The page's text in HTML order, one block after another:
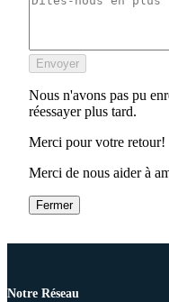
Envoyer
Nous n'avons pas pu
réessayer plus tard.
Merci pour votre retour!
Merci de nous aider à
Fermer
Notre Réseau